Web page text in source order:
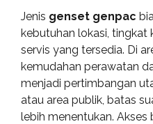
Jenis genset genpac
kebutuhan lokasi, tingkat
servis yang tersedia. Di
kemudahan perawatan
menjadi pertimbangan
atau area publik, batas
lebih menentukan. Akses